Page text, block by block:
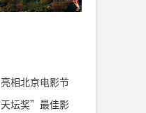
相北京电影节
坛奖”最佳影